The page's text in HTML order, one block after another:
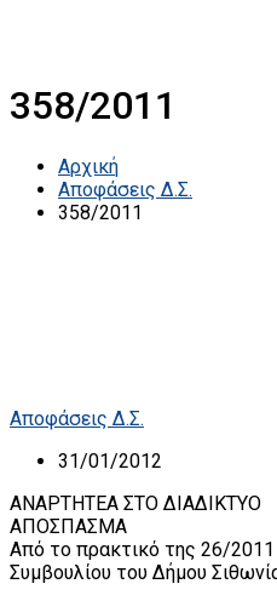
358/2011
Αρχική
Αποφάσεις Δ.Σ.
358/2011
Αποφάσεις Δ.Σ.
31/01/2012
ΑΝΑΡΤΗΤΕΑ ΣΤΟ ΔΙΑΔΙΚΤΥΟ
ΑΠΟΣΠΑΣΜΑ
Από το πρακτικό της 26/
Συμβουλίου του Δήμου